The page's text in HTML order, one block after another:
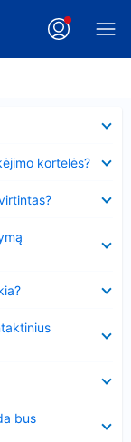
kortelės?
bus